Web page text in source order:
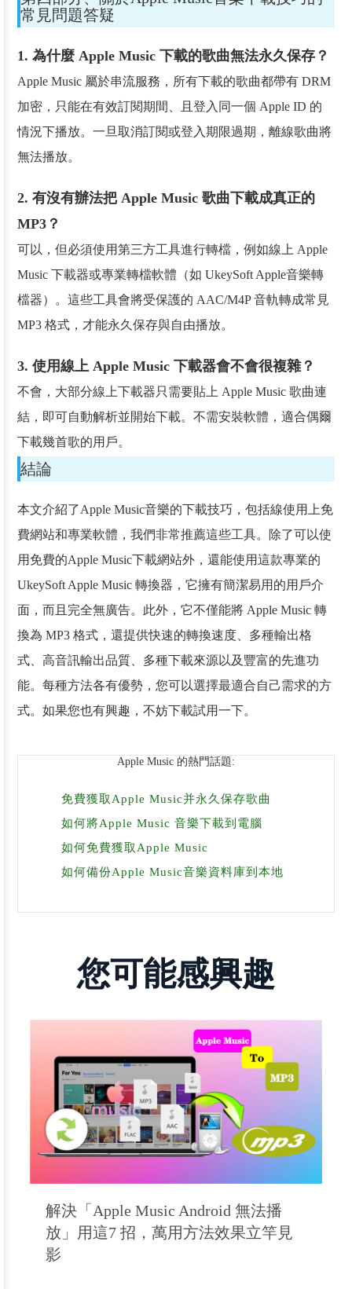
常見問題答疑
1. 為什麼 Apple Music 下載的歌曲無法永久保存？
Apple Music 屬於串流服務，所有下載的歌曲都帶有 DRM
加密，只能在有效訂閱期間、且登入同一個 Apple ID 的
情況下播放。一旦取消訂閱或登入期限過期，離線歌曲將
無法播放。
2. 有沒有辦法把 Apple Music 歌曲下載成真正的
MP3？
可以，但必須使用第三方工具進行轉檔，例如線上 Apple
Music 下載器或專業轉檔軟體（如 UkeySoft Apple音樂轉
檔器）。這些工具會將受保護的 AAC/M4P 音軌轉成常見
MP3 格式，才能永久保存與自由播放。
3. 使用線上 Apple Music 下載器會不會很複雜？
不會，大部分線上下載器只需要貼上 Apple Music 歌曲連
結，即可自動解析並開始下載。不需安裝軟體，適合偶爾
下載幾首歌的用戶。
結論
本文介紹了Apple Music音樂的下載技巧，包括線使用上免
費網站和專業軟體，我們非常推薦這些工具。除了可以使
用免費的Apple Music下載網站外，還能使用這款專業的
UkeySoft Apple Music 轉換器，它擁有簡潔易用的用戶介
面，而且完全無廣告。此外，它不僅能將 Apple Music 轉
換為 MP3 格式，還提供快速的轉換速度、多種輸出格
式、高音訊輸出品質、多種下載來源以及豐富的先進功
能。每種方法各有優勢，您可以選擇最適合自己需求的方
式。如果您也有興趣，不妨下載試用一下。
Apple Music 的熱門話題:
免費獲取Apple Music并永久保存歌曲
如何將Apple Music 音樂下載到電腦
如何免費獲取Apple Music
如何備份Apple Music音樂資料庫到本地
您可能感興趣
解決「Apple Music Android 無法播
放」用這7 招，萬用方法效果立竿見
影